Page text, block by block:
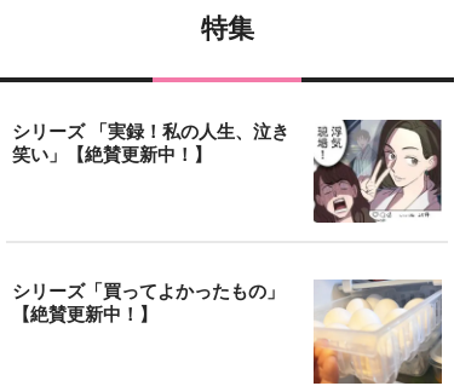
特集
シリーズ 「実録！私の人生、泣き
笑い」【絶賛更新中！】
シリーズ「買ってよかったもの」
【絶賛更新中！】